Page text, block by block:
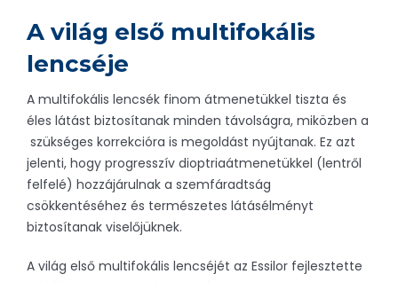
A világ első multifokális
lencséje
A multifokális lencsék finom átmenetükkel tiszta és
éles látást biztosítanak minden távolságra, miközben a
szükséges korrekcióra is megoldást nyújtanak. Ez azt
jelenti, hogy progresszív dioptriaátmenetükkel (lentről
felfelé) hozzájárulnak a szemfáradtság
csökkentéséhez és természetes látásélményt
biztosítanak viselőjüknek.
A világ első multifokális lencséjét az Essilor fejlesztette